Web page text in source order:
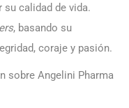
calidad de vida.
, basando su
coraje y pasión.
sobre Angelini Pharma